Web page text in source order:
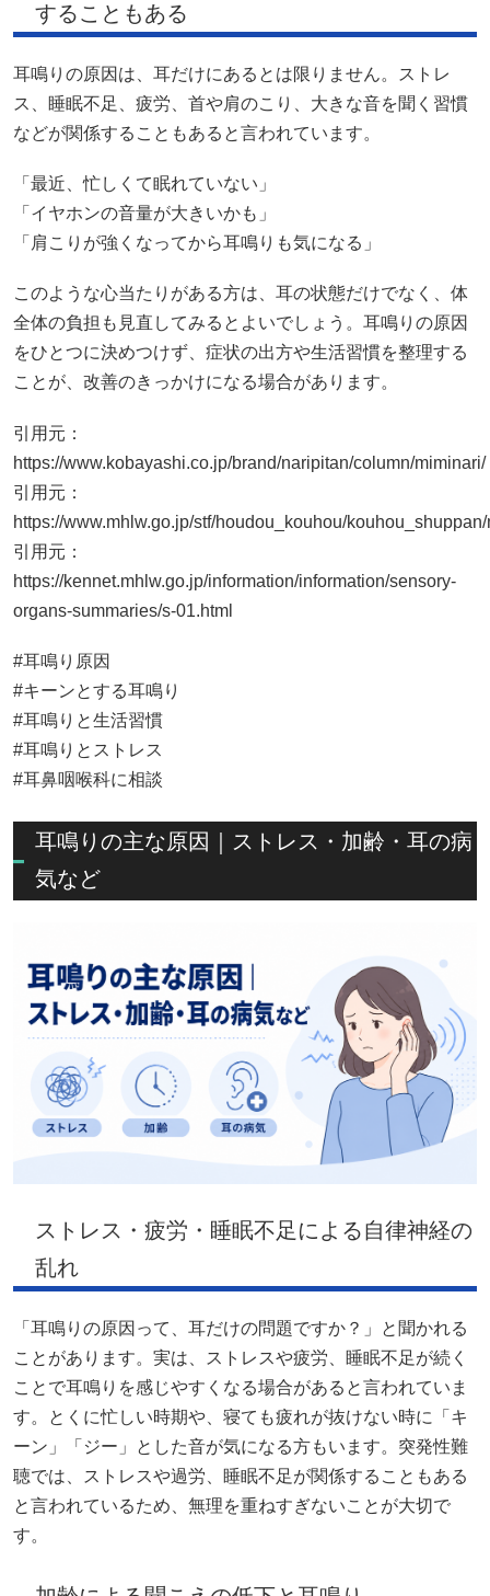
することもある
耳鳴りの原因は、耳だけにあるとは限りません。ストレ
ス、睡眠不足、疲労、首や肩のこり、大きな音を聞く習慣
などが関係することもあると言われています。
「最近、忙しくて眠れていない」
「イヤホンの音量が大きいかも」
「肩こりが強くなってから耳鳴りも気になる」
このような心当たりがある方は、耳の状態だけでなく、体
全体の負担も見直してみるとよいでしょう。耳鳴りの原因
をひとつに決めつけず、症状の出方や生活習慣を整理する
ことが、改善のきっかけになる場合があります。
引用元：
https://www.kobayashi.co.jp/brand/naripitan/column/miminari/
引用元：
https://www.mhlw.go.jp/stf/houdou_kouhou/
引用元：
https://kennet.mhlw.go.jp/information/information/sensory-
organs-summaries/s-01.html
#耳鳴り原因
#キーンとする耳鳴り
#耳鳴りと生活習慣
#耳鳴りとストレス
#耳鼻咽喉科に相談
耳鳴りの主な原因｜ストレス・加齢・耳の病
気など
ストレス・疲労・睡眠不足による自律神経の
乱れ
「耳鳴りの原因って、耳だけの問題ですか？」と聞かれる
ことがあります。実は、ストレスや疲労、睡眠不足が続く
ことで耳鳴りを感じやすくなる場合があると言われていま
す。とくに忙しい時期や、寝ても疲れが抜けない時に「キ
ーン」「ジー」とした音が気になる方もいます。突発性難
聴では、ストレスや過労、睡眠不足が関係することもある
と言われているため、無理を重ねすぎないことが大切で
す。